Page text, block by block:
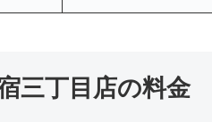
三丁目店の料金